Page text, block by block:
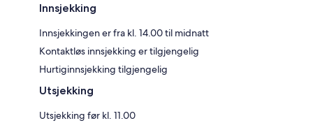
Innsjekking
Innsjekkingen er fra kl. 14.00 til midnatt
Kontaktløs innsjekking er tilgjengelig
Hurtiginnsjekking tilgjengelig
Utsjekking
Utsjekking før kl. 11.00